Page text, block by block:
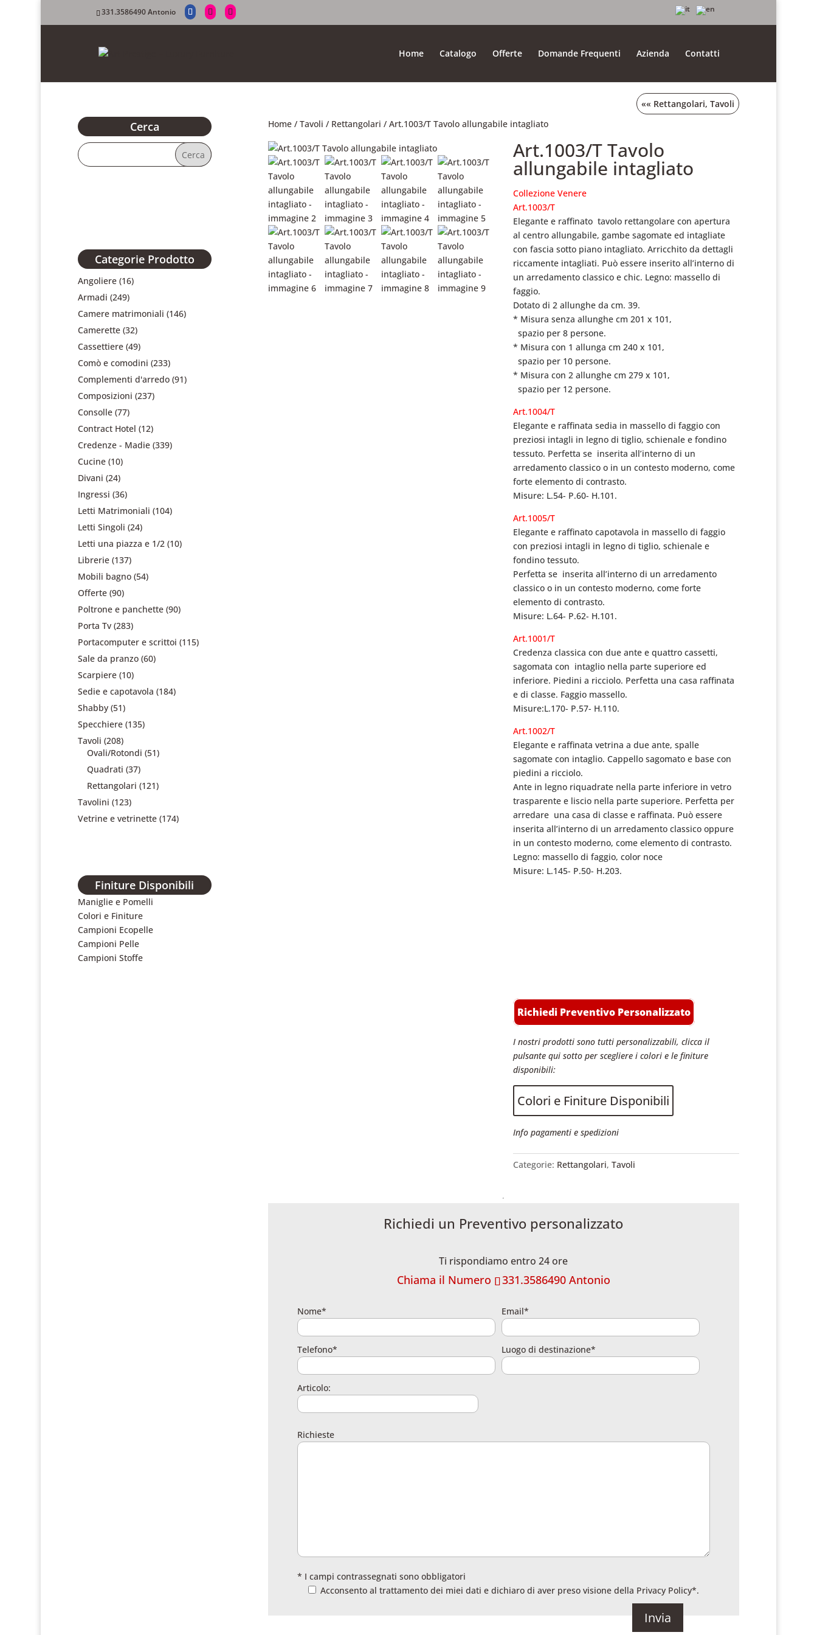
331.3586490 Antonio
Home Catalogo Offerte Domande Frequenti Azienda Contatti
Home/ Tavoli / Rettangolari / Art.1003/T Tavolo allungabile intagliato
«« Rettangolari,Tavoli
Art.1003/T Tavolo
allungabile intagliato
Collezione Venere
Art.1003/T
Elegante e raffinato tavolo rettangolarecon apertura
al centro allungabile,gambe sagomate ed intagliate
con fascia sotto piano intagliato.Arricchito da dettagli
riccamente intagliati. Può essere inserito all’interno di
un arredamento classico e chic. Legno: massello di
faggio.
Dotato di 2 allunghe da cm. 39.
* Misura senza allunghe cm 201 x 101,
spazio per 8 persone.
* Misura con 1 allunga cm 240 x 101,
spazio per 10 persone.
* Misura con 2 allunghe cm 279 x 101,
spazio per 12 persone.
Art.1004/T
Elegante e raffinata sedia in massello di faggio con
preziosi intagli in legno di tiglio, schienale e fondino
tessuto. Perfetta se inserita all’interno di un
arredamento classicoo in un contesto moderno,come
forte elemento di contrasto.
Misure: L.54- P.60- H.101.
Art.1005/T
Elegante e raffinato capotavola in massello di faggio
con preziosi intagli in legno di tiglio,schienale e
fondino tessuto.
Perfetta se inserita all’interno di un arredamento
classicoo in un contesto moderno,come forte
elemento di contrasto.
Misure: L.64- P.62- H.101.
Art.1001/T
Credenza classica con due ante e quattro cassetti,
sagomata con intaglio nella parte superiore ed
inferiore. Piedini a ricciolo. Perfetta una casa raffinata
e di classe. Faggio massello.
Misure:L.170- P.57- H.110.
Art.1002/T
Elegante e raffinata vetrina a due ante,spalle
sagomate con intaglio.Cappello sagomato e base con
piedini a ricciolo.
Ante in legno riquadrate nella parte inferiore in vetro
trasparente e liscio nella parte superiore. Perfetta per
arredare una casa di classe e raffinata. Può essere
inserita all’interno di un arredamento classicooppure
in un contesto moderno, come elemento di contrasto.
Legno: massello di faggio, color noce
Misure: L.145- P.50- H.203.
Richiedi Preventivo Personalizzato
I nostri prodotti sono tutti personalizzabili, clicca il
pulsante qui sotto per scegliere i colori e le finiture
disponibili:
Colori e Finiture Disponibili
Info pagamenti e spedizioni
Categorie: Rettangolari,Tavoli
Richiedi un Preventivo personalizzato
Ti rispondiamo entro 24 ore
Chiama il Numero 331.3586490 Antonio
Nome* Email*
Telefono* Luogo di destinazione*
Articolo:
Richieste
* I campi contrassegnati sono obbligatori
Acconsento al trattamento dei miei dati e dichiaro di aver preso visione della Privacy Policy*.
Cerca
Categorie Prodotto
Angoliere (16)
Armadi (249)
Camere matrimoniali (146)
Camerette (32)
Cassettiere (49)
Comò e comodini (233)
Complementi d'arredo (91)
Composizioni (237)
Consolle (77)
Contract Hotel (12)
Credenze - Madie (339)
Cucine (10)
Divani (24)
Ingressi (36)
Letti Matrimoniali (104)
Letti Singoli (24)
Letti una piazza e 1/2 (10)
Librerie (137)
Mobili bagno (54)
Offerte (90)
Poltrone e panchette (90)
Porta Tv (283)
Portacomputer e scrittoi (115)
Sale da pranzo (60)
Scarpiere (10)
Sedie e capotavola (184)
Shabby (51)
Specchiere (135)
Tavoli (208)
Ovali/Rotondi (51)
Quadrati (37)
Rettangolari (121)
Tavolini (123)
Vetrine e vetrinette (174)
Finiture Disponibili
Maniglie e Pomelli
Colori e Finiture
Campioni Ecopelle
Campioni Pelle
Campioni Stoffe